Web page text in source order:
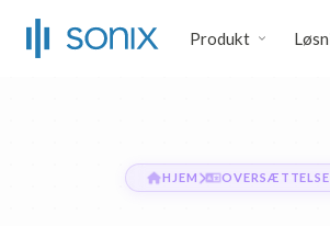
Produkt
HJEM OVERSÆTTELSE